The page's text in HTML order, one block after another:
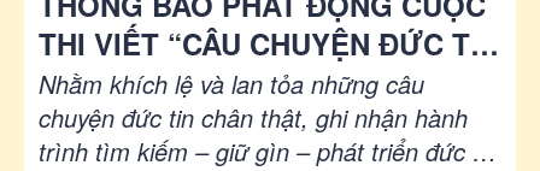
THI VIẾT “CÂU CHUYỆN ĐỨC TIN
NƠI XA XỨ”
Nhằm khích lệ và lan tỏa những câu
chuyện đức tin chân thật, ghi nhận hành
trình tìm kiếm – giữ gìn – phát triển đức tin